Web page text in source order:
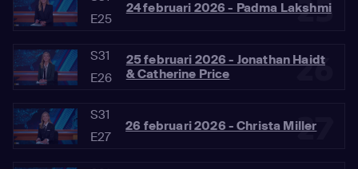
25
E25
24 februari 2026 - Padma Lakshmi
26
S31
E26
25 februari 2026 - Jonathan Haidt
& Catherine Price
27
S31
E27
26 februari 2026 - Christa Miller